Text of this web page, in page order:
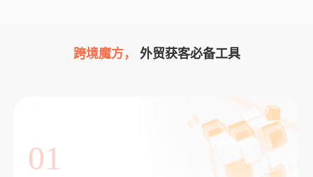
跨境魔方， 外贸获客必备工具
01